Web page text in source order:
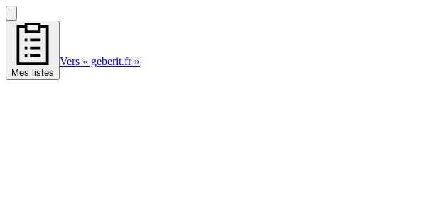
Mes listes
Vers « geberit.fr »